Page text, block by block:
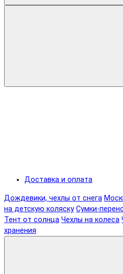
Доставка и оплата
Дождевики, чехлы от снега
на детскую коляску Сумки-
Тент от солнца Чехлы на колеса
хранения